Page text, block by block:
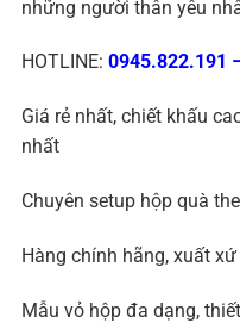
những người thân yêu
HOTLINE: 0945.822.191
Giá rẻ nhất, chiết khấu
nhất
Chuyên setup hộp quà
Hàng chính hãng, xuất
Mẫu vỏ hộp đa dạng,